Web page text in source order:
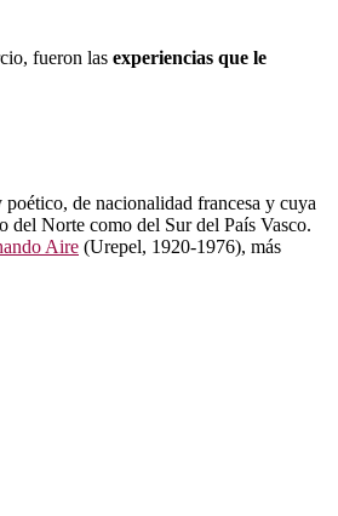
fueron las experiencias que le
de nacionalidad francesa y cuya
del Norte como del Sur del País Vasco.
Aire (Urepel, 1920-1976), más